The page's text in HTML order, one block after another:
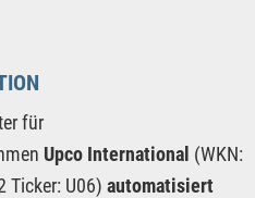
für
Upco International (WKN:
Ticker: U06) automatisiert